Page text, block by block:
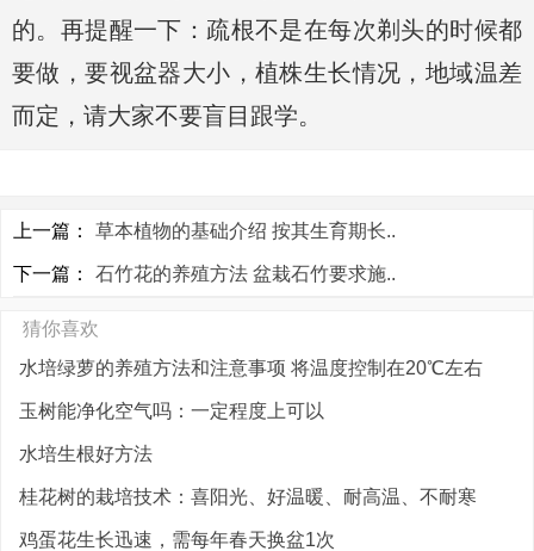
的。再提醒一下：疏根不是在每次剃头的时候都
要做，要视盆器大小，植株生长情况，地域温差
而定，请大家不要盲目跟学。
上一篇： 草本植物的基础介绍 按其生育期长..
下一篇： 石竹花的养殖方法 盆栽石竹要求施..
猜你喜欢
水培绿萝的养殖方法和注意事项 将温度控制在20℃左右
玉树能净化空气吗：一定程度上可以
水培生根好方法
桂花树的栽培技术：喜阳光、好温暖、耐高温、不耐寒
鸡蛋花生长迅速，需每年春天换盆1次